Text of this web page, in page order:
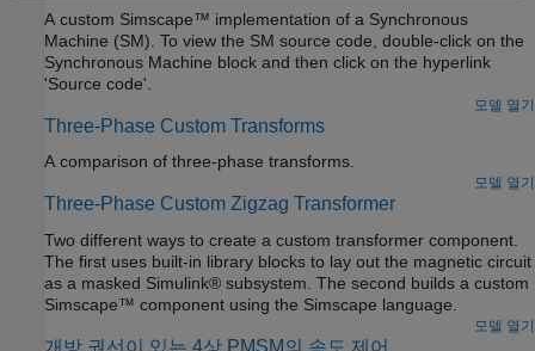
A custom Simscape™ implementation of a Synchronous
Machine (SM). To view the SM source code, double-click on the
Synchronous Machine block and then click on the hyperlink
'Source code'.
모델 열기
Three-Phase Custom Transforms
A comparison of three-phase transforms.
모델 열기
Three-Phase Custom Zigzag Transformer
Two different ways to create a custom transformer component.
The first uses built-in library blocks to lay out the magnetic circuit
as a masked Simulink® subsystem. The second builds a custom
Simscape™ component using the Simscape language.
모델 열기
개방 권선이 있는 4상 PMSM의 속도 제어